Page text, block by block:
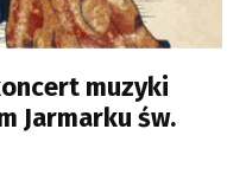
muzyki
Jarmarku św.